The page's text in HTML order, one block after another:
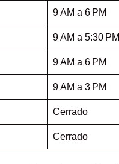
9 AM a 6 PM
9 AM a 5:30 PM
9 AM a 6 PM
9 AM a 3 PM
Cerrado
Cerrado